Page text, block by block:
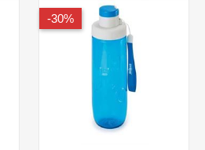
30%-